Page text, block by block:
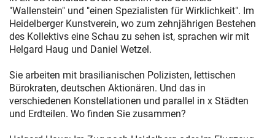
"Wallenstein" und "einen Spezialisten für Wirklichkeit". Im
Heidelberger Kunstverein, wo zum zehnjährigen Bestehen
des Kollektivs eine Schau zu sehen ist, sprachen wir mit
Helgard Haug und Daniel Wetzel.
Sie arbeiten mit brasilianischen Polizisten, lettischen
Bürokraten, deutschen Aktionären. Und das in
verschiedenen Konstellationen und parallel in x Städten
und Erdteilen. Wo finden Sie zusammen?